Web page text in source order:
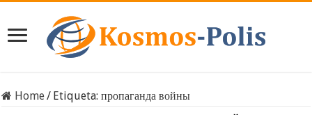
Home/ Etiqueta:пропаганда войны